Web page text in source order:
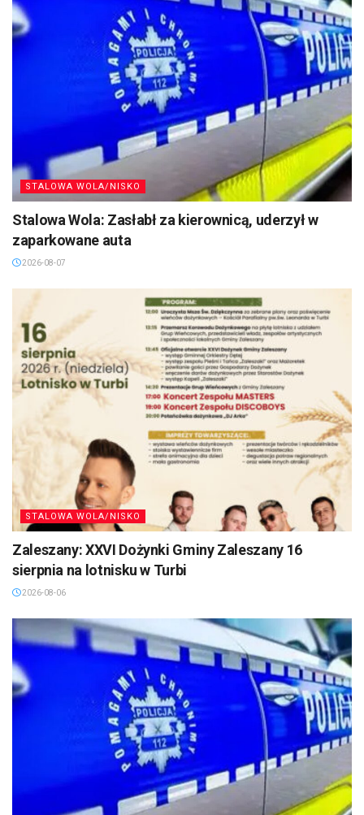
STALOWA WOLA/NISKO
Stalowa Wola: Zasłabł za kierownicą, uderzył w
zaparkowane auta
2026-08-07
STALOWA WOLA/NISKO
Zaleszany: XXVI Dożynki Gminy Zaleszany 16
sierpnia na lotnisku w Turbi
2026-08-06